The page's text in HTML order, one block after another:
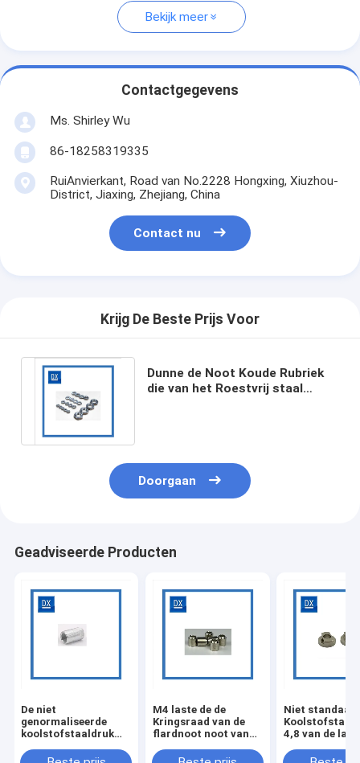
Bekijk meer
Contactgegevens
Ms. Shirley Wu
86-18258319335
RuiAnvierkant, Road van No.2228 Hongxing, Xiuzhou-
District, Jiaxing, Zhejiang, China
Contact nu
Krijg De Beste Prijs Voor
Dunne de Noot Koude Rubriek
die van het Roestvrij staal
Doorgaan
Geadviseerde Producten
De niet
genormaliseerde
koolstofstaaldruk
van het noot
M4 laste de de
Kringsraad van de
flardnoot noot van
oppervlaktedeeg van
Niet
4,8 van de